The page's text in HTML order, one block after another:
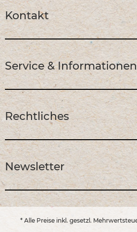
Kontakt
Service & Informationen
Rechtliches
Newsletter
* Alle Preise inkl. gesetzl.